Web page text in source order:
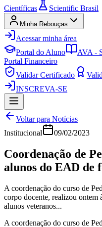
Científicas
Scientific Brasil
Minha Rebouças
Acessar minha área
Portal do Aluno
AVA -
Portal Financeiro
Validar Certificado
INSCREVA-SE
Voltar para Notícias
Institucional
09/02/2023
Coordenação de
alunos do EAD de
A coordenação do curso de
corpo docente, realizou ontem
alunos veteranos...
A coordenação do curso de